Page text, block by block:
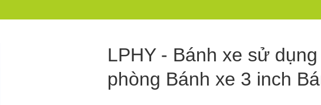
LPHY - Bánh xe sử
phòng Bánh xe 3 inch